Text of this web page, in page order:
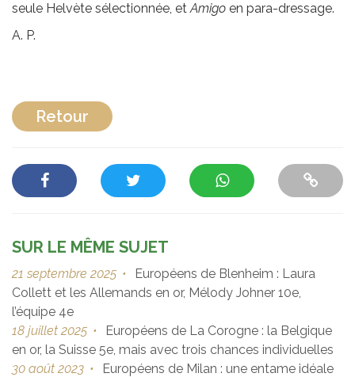
seule Helvète sélectionnée, etAmigo en para-dressage.
A. P.
Retour
SUR LE MÊME SUJET
21 septembre 2025 •
Européens de Blenheim : Laura
Collett et les Allemands en or, Mélody Johner 10e,
l’équipe 4e
18 juillet 2025 •
Européens de La Corogne : la Belgique
en or, la Suisse 5e, mais avec trois chances individuelles
30 août 2023 •
Européens de Milan : une entame idéale